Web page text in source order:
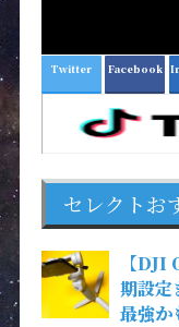
Twitter Facebook
セレクトお
【
期設定
最強か